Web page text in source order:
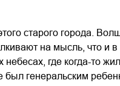
старого города.
на мысль, что
где когда-то
генеральским